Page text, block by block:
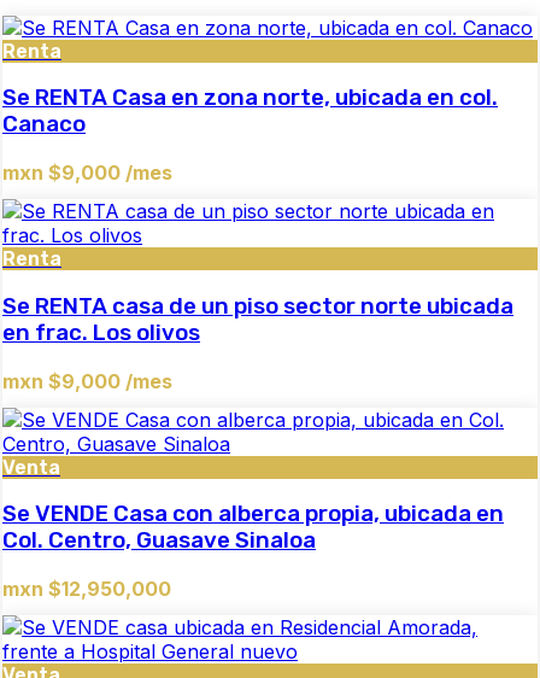
Renta
Se RENTA Casa en zona norte, ubicada en col.
Canaco
mxn $9,000 /mes
Renta
Se RENTA casa de un piso sector norte ubicada
en frac. Los olivos
mxn $9,000 /mes
Venta
Se VENDE Casa con alberca propia, ubicada en
Col. Centro, Guasave Sinaloa
mxn $12,950,000